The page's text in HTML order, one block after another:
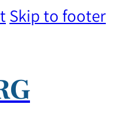
Skip to footer